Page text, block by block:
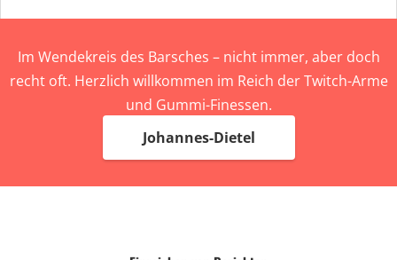
Im Wendekreis des Barsches – nicht immer, aber doch
recht oft. Herzlich willkommen im Reich der Twitch-Arme
und Gummi-Finessen.
Johannes-Dietel